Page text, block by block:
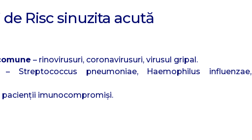
de Risc sinuzita acută
– rinovirusuri, coronavirusuri, virusul gripal.
– Streptococcus pneumoniae, Haemophilus influenzae,
pacienții imunocompromiși.